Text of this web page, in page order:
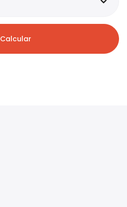
Calcular